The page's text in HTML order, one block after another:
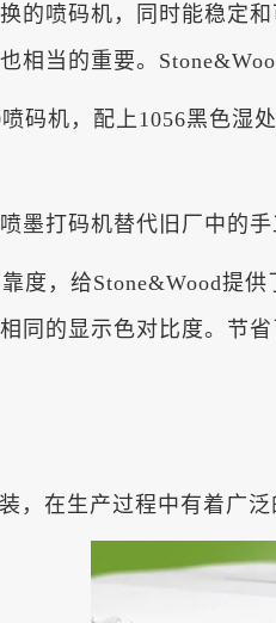
的喷码机，同时能稳定
相当的重要。
码机，配上1056黑色湿
墨打码机替代旧厂中的手
度，给Stone&Wood提
同的显示色对比度。节
，在生产过程中有着广